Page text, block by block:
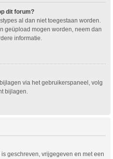
dit forum?
al dan niet toegestaan worden.
geüpload mogen worden, neem dan
informatie.
via het gebruikerspaneel, volg
bijlagen.
geschreven, vrijgegeven en met een